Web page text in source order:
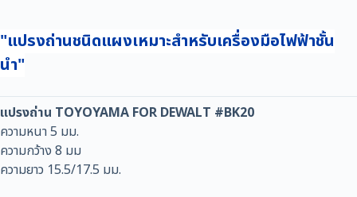
"แปรงถ่านชนิดแผงเหมาะสำหรับเครื่องมือไฟฟ้าชั้น
นำ"
แปรงถ่าน TOYOYAMA FOR DEWALT #BK20
ความหนา 5 มม.
ความกว้าง 8 มม
ความยาว 15.5/17.5 มม.